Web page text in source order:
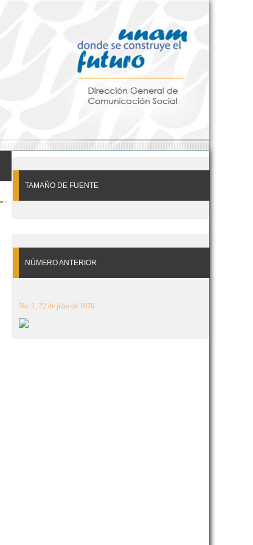
TAMAÑO DE FUENTE
NÚMERO ANTERIOR
No. 1, 22 de julio de 1970